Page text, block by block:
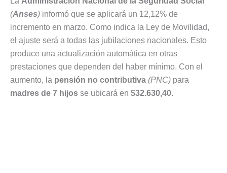
(Anses) informó que se aplicará un 12,12% de
incremento en marzo. Como indica la Ley de Movilidad,
el ajuste será a todas las jubilaciones nacionales. Esto
produce una actualización automática en otras
prestaciones que dependen del haber mínimo. Con el
aumento, la pensión no contributiva (PNC) para
madres de 7 hijos se ubicará en $32.630,40.